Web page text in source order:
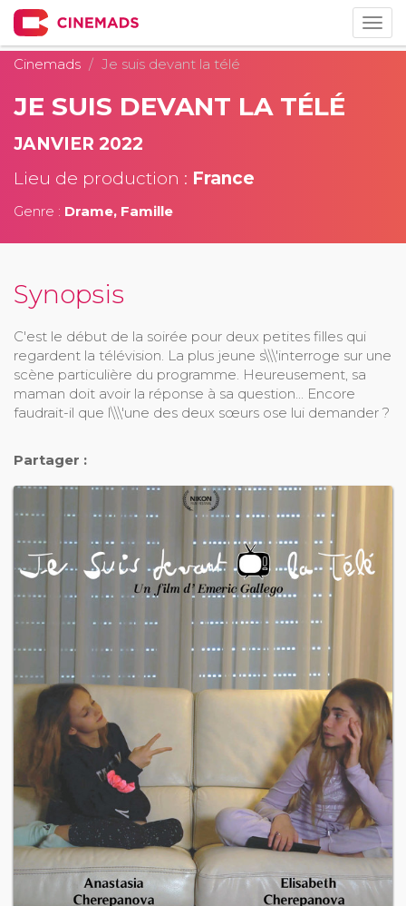
Cinemads
Je suis devant la télé
JE SUIS DEVANT LA TÉLÉ
JANVIER 2022
Lieu de production : France
Genre : Drame, Famille
Synopsis
C'est le début de la soirée pour deux petites filles qui
regardent la télévision. La plus jeune s\\\'interroge sur une
scène particulière du programme. Heureusement, sa
maman doit avoir la réponse à sa question... Encore
faudrait-il que l\\\'une des deux sœurs ose lui demander ?
Partager :